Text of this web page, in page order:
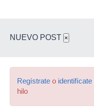
NUEVO POST ×
Regístrate o identifícate
hilo